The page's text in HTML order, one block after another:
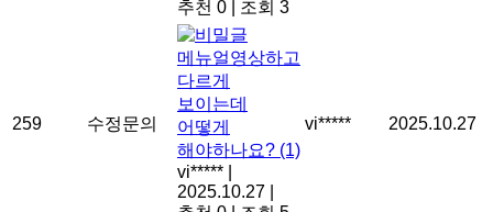
추천 0
조회 3
259 수정문의
메뉴얼영상하고
다르게
보이는데
어떻게
해야하나요? (1)
vi*****
2025.10.27
vi***** 2025.10.27